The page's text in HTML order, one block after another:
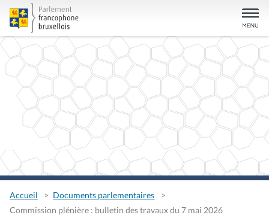
Accueil
Documents parlementaires
Commission plénière : bulletin des travaux du 7 mai 2026